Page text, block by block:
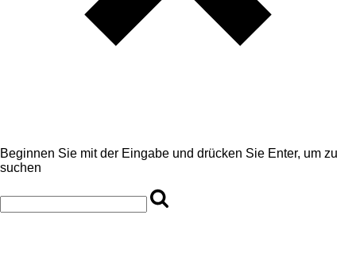
Beginnen Sie mit der Eingabe und drücken Sie Enter, um zu
suchen